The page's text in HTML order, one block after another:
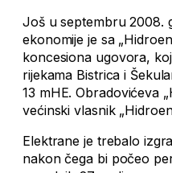
Još u septembru 2008.
ekonomije je sa
koncesiona ugovora,
rijekama Bistrica i
13 mHE. Obradovićeva
većinski vlasnik
Elektrane je trebalo
nakon čega bi počeo